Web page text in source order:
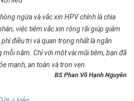
ngừa và vắc xin HPV chính là chìa
việc tiêm vắc xin rộng rãi giúp giảm
điều trị và quan trọng nhất là ngăn
năm. Chỉ với một vài mũi tiêm, bạn đã
mạnh, an toàn và trọn vẹn.
BS Phan Võ Hạnh Nguyên